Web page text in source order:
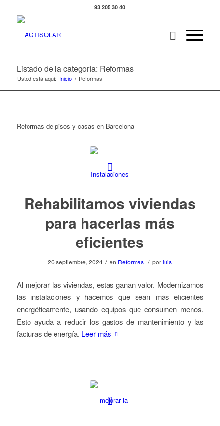
93 205 30 40
Listado de la categoría: Reformas
Usted está aquí: Inicio / Reformas
Reformas de pisos y casas en Barcelona
Rehabilitamos viviendas
para hacerlas más
eficientes
26 septiembre, 2024 / en Reformas / porluis
Al mejorar las viviendas, estas ganan valor. Modernizamos
las instalaciones y hacemos que sean más eficientes
energéticamente, usando equipos que consumen menos.
Esto ayuda a reducir los gastos de mantenimiento y las
facturas de energía. Leer más